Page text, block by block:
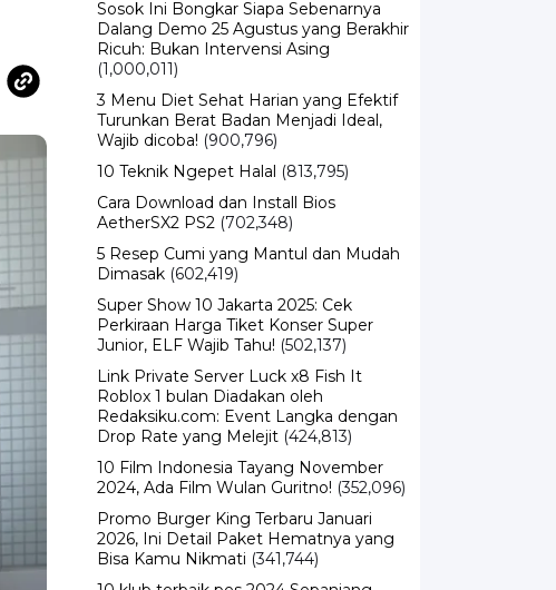
Ricuh: Bukan Intervensi Asing
(1,000,011)
3 Menu Diet Sehat Harian yang Efektif
Wajib dicoba! (900,796)
10 Teknik Ngepet Halal
Cara Download dan Install Bios
5 Resep Cumi yang Mantul dan Mudah
Super Show 10 Jakarta 2025: Cek
Junior, ELF Wajib Tahu! (502,137)
Link Private Server Luck x8 Fish It
Redaksiku.com: Event Langka dengan
Drop Rate yang Melejit (424,813)
10 Film Indonesia Tayang November
Promo Burger King Terbaru Januari
Bisa Kamu Nikmati
(341,744)
10 klub terbaik pes 2024 Sepanjang